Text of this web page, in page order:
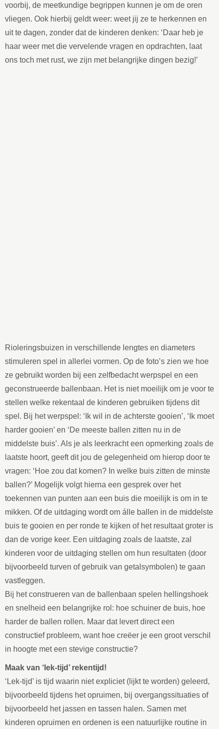
voorbij, de meetkundige begrippen kunnen je om de oren
vliegen. Ook hierbij geldt weer: weet jij ze te herkennen en
uit te dagen, zonder dat de kinderen denken: ‘Daar heb je
haar weer met die vervelende vragen en opdrachten, laat
ons toch met rust, we zijn met belangrijke dingen bezig!’
Rioleringsbuizen in verschillende lengtes en diameters
stimuleren spel in allerlei vormen. Op de foto’s zien we hoe
ze gebruikt worden bij een zelfbedacht werpspel en een
geconstrueerde ballenbaan. Het is niet moeilijk om je voor te
stellen welke rekentaal de kinderen gebruiken tijdens dit
spel. Bij het werpspel: ‘Ik wil in de achterste gooien’, ‘Ik moet
harder gooien’ en ‘De meeste ballen zitten nu in de
middelste buis’. Als je als leerkracht een opmerking zoals de
laatste hoort, geeft dit jou de gelegenheid om hierop door te
vragen: ‘Hoe zou dat komen? In welke buis zitten de minste
ballen?’ Mogelijk volgt hierna een gesprek over het
toekennen van punten aan een buis die moeilijk is om in te
mikken. Of de uitdaging wordt om álle ballen in de middelste
buis te gooien en per ronde te kijken of het resultaat groter is
dan de vorige keer. Een uitdaging zoals de laatste, zal
kinderen voor de uitdaging stellen om hun resultaten (door
bijvoorbeeld turven of gebruik van getalsymbolen) te gaan
vastleggen.
Bij het construeren van de ballenbaan spelen hellingshoek
en snelheid een belangrijke rol: hoe schuiner de buis, hoe
harder de ballen rollen. Maar dat levert direct een
constructief probleem, want hoe creëer je een groot verschil
in hoogte met een stevige constructie?
Maak van ‘lek-tijd’ rekentijd!
‘Lek-tijd’ is tijd waarin niet expliciet (lijkt te worden) geleerd,
bijvoorbeeld tijdens het opruimen, bij overgangssituaties of
bijvoorbeeld het jassen en tassen halen. Samen met
kinderen opruimen en ordenen is een natuurlijke routine in